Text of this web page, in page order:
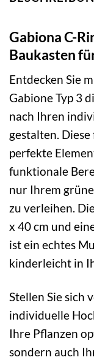
Gabiona C-
Baukasten
Entdecken Sie
Gabione Typ 3
nach Ihren
gestalten.
perfekte
funktionale
nur Ihrem
zu verleihen.
x 40 cm und
ist ein echtes
kinderleicht in
Stellen Sie sich
individuelle
Ihre Pflanzen
sondern auch